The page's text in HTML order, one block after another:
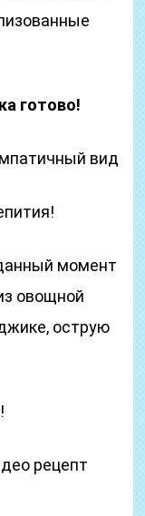
готово!
вид
момент
овощной
острую
рецепт